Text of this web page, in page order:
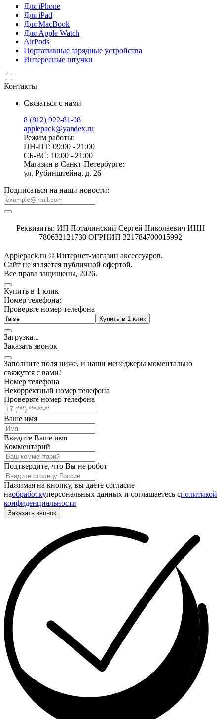
Для iPhone
Для iPad
Для MacBook
Для Apple Watch
AirPods
Портативные зарядные устройства
Интересные штучки
Контакты
Связаться с нами
8 (812) 922-81-08
applepack@yandex.ru
Режим работы:
ПН-ПТ: 09:00 - 21:00
СБ-ВС: 10:00 - 21:00
Магазин в Санкт-Петербурге:
ул. Рубинштейна, д. 26
Подписаться на наши новости:
Реквизиты: ИП Поталинский Сергей Николаевич ИНН
780632121730 ОГРНИП 321784700015992
Applepack.ru © Интернет-магазин аксессуаров.
Cайт не является публичной офертой.
Все права защищены, 2026.
Купить в 1 клик
Номер телефона:
Проверьте номер телефона
Купить в 1 клик
Загрузка...
Заказать звонок
Заполните поля ниже, и наши менеджеры моментально
свяжутся с вами!
Номер телефона
Некорректный номер телефона
Проверьте номер телефона
Ваше имя
Введите Ваше имя
Комментарий
Подтвердите, что Вы не робот
Нажимая на кнопку, вы даете согласие
наобработкуперсональных данных и соглашаетесь cполитикой
конфиденциальности
Заказать звонок